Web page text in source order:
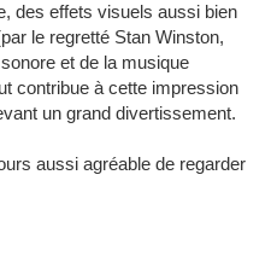
des effets visuels aussi bien
le regretté Stan Winston,
et de la musique
contribue à cette impression
un grand divertissement.
aussi agréable de regarder